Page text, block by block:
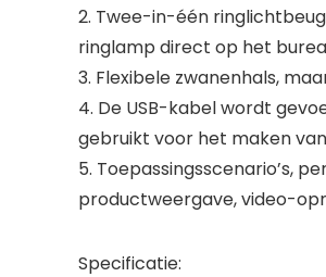
2. Twee-in-één
ringlamp direct op het
3. Flexibele zwanenhals,
4. De USB-kabel wordt
gebruikt voor het maken van
5. Toepassingsscenario’s,
productweergave, video-
Specificatie: